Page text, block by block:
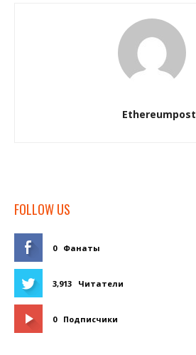
Ethereumpost
FOLLOW US
0 Фанаты
3,913 Читатели
0 Подписчики